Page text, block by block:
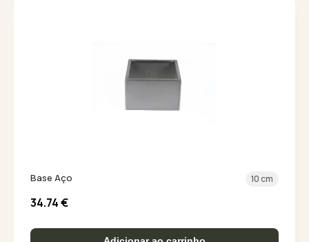
Base Aço 10 cm
34.74€